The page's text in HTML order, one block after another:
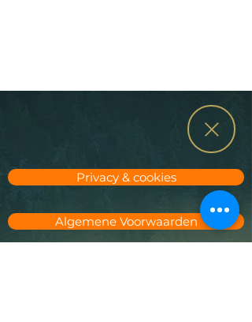
Privacy & cookies
Algemene Voorwaarden